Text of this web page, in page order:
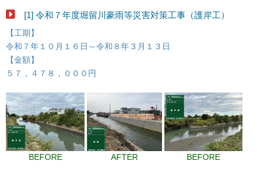
[1] 令和７年度堀留川豪雨等災害対策工事（護岸工）
【工期】
令和７年１０月１６日～令和８年３月１３日
【金額】
５７，４７８，０００円
BEFORE AFTER BEFORE